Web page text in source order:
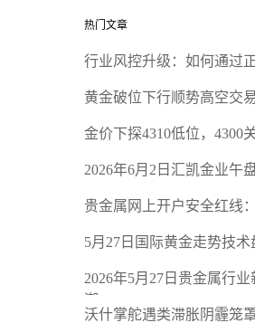
热门文章
行业风控升级：如何通过
黄金破位下行顺势高空交
金价下探4310低位，4300
2026年6月2日汇凯金业午
贵金属网上开户安全红线
5月27日国际黄金走势技
2026年5月27日贵金属行
潮
沃什掌舵遇类滞胀阴霾笼